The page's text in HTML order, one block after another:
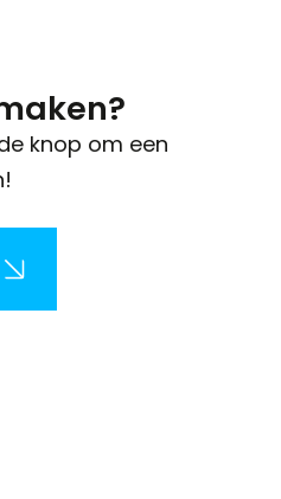
knop om een